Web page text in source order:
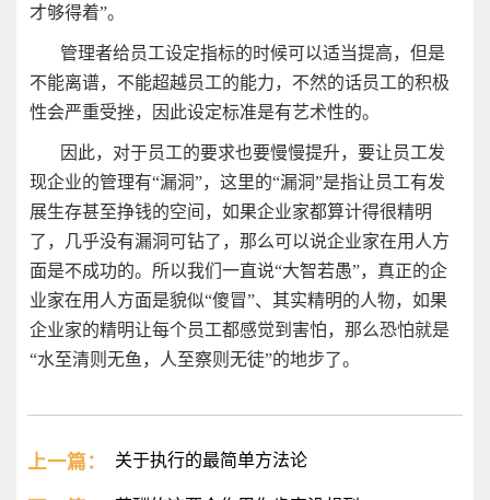
才够得着”。
管理者给员工设定指标的时候可以适当提高，但是
不能离谱，不能超越员工的能力，不然的话员工的积极
性会严重受挫，因此设定标准是有艺术性的。
因此，对于员工的要求也要慢慢提升，要让员工发
现企业的管理有“漏洞”，这里的“漏洞”是指让员工有发
展生存甚至挣钱的空间，如果企业家都算计得很精明
了，几乎没有漏洞可钻了，那么可以说企业家在用人方
面是不成功的。所以我们一直说“大智若愚”，真正的企
业家在用人方面是貌似“傻冒”、其实精明的人物，如果
企业家的精明让每个员工都感觉到害怕，那么恐怕就是
“水至清则无鱼，人至察则无徒”的地步了。
上一篇： 关于执行的最简单方法论